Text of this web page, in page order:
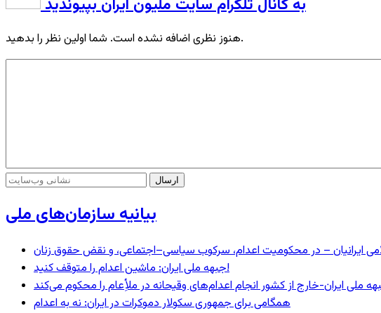
به کانال تلگرام سایت ملیون ایران بپیوندید
هنوز نظری اضافه نشده است. شما اولین نظر را بدهید.
بیانیه سازمان‌های ملی
ایرانیان – در محکومیت اعدام، سرکوب سیاسی–اجتماعی، و نقض حقوق زنان
جبهه ملی ایران: ماشین اعدام را متوقف کنید!
ملی ایران-خارج از کشور انجام اعدام‌های وقیحانه در ملأِعام را محکوم می‌کند
همگامی برای جمهوری سکولار دموکرات در ایران: نه به اعدام